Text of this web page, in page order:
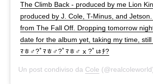
The Climb Back - produced by me Lion
produced by J. Cole, T-Minus, and
from The Fall Off. Dropping tomorrow
date for the album yet, taking my time, still
ﾏﾾ‍♂️?￰ﾟﾏﾾ‍♂️?￰ﾟﾏﾾ‍♂️ x ?￰ﾟﾦﾁ?
Un post condiviso da Cole